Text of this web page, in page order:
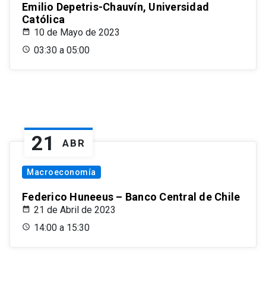
Emilio Depetris-Chauvín, Universidad
Católica
10 de Mayo de 2023
03:30 a 05:00
21 ABR
Macroeconomía
Federico Huneeus – Banco Central de Chile
21 de Abril de 2023
14:00 a 15:30